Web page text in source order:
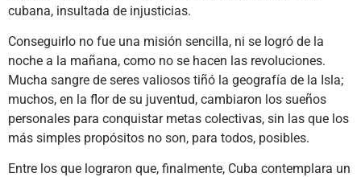
cubana, insultada de injusticias.
Conseguirlo no fue una misión sencilla, ni se logró de la
noche a la mañana, como no se hacen las revoluciones.
Mucha sangre de seres valiosos tiñó la geografía de la Isla;
muchos, en la flor de su juventud, cambiaron los sueños
personales para conquistar metas colectivas, sin las que los
más simples propósitos no son, para todos, posibles.
Entre los que lograron que, finalmente, Cuba contemplara un